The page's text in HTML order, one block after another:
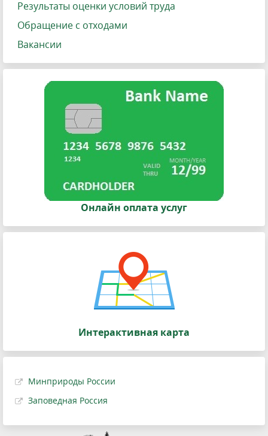
Результаты оценки условий труда
Обращение с отходами
Вакансии
Онлайн оплата услуг
Интерактивная карта
Минприроды России
Заповедная Россия